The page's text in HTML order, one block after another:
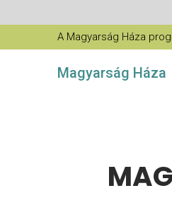
A Magyarság Háza
Magyarság Háza